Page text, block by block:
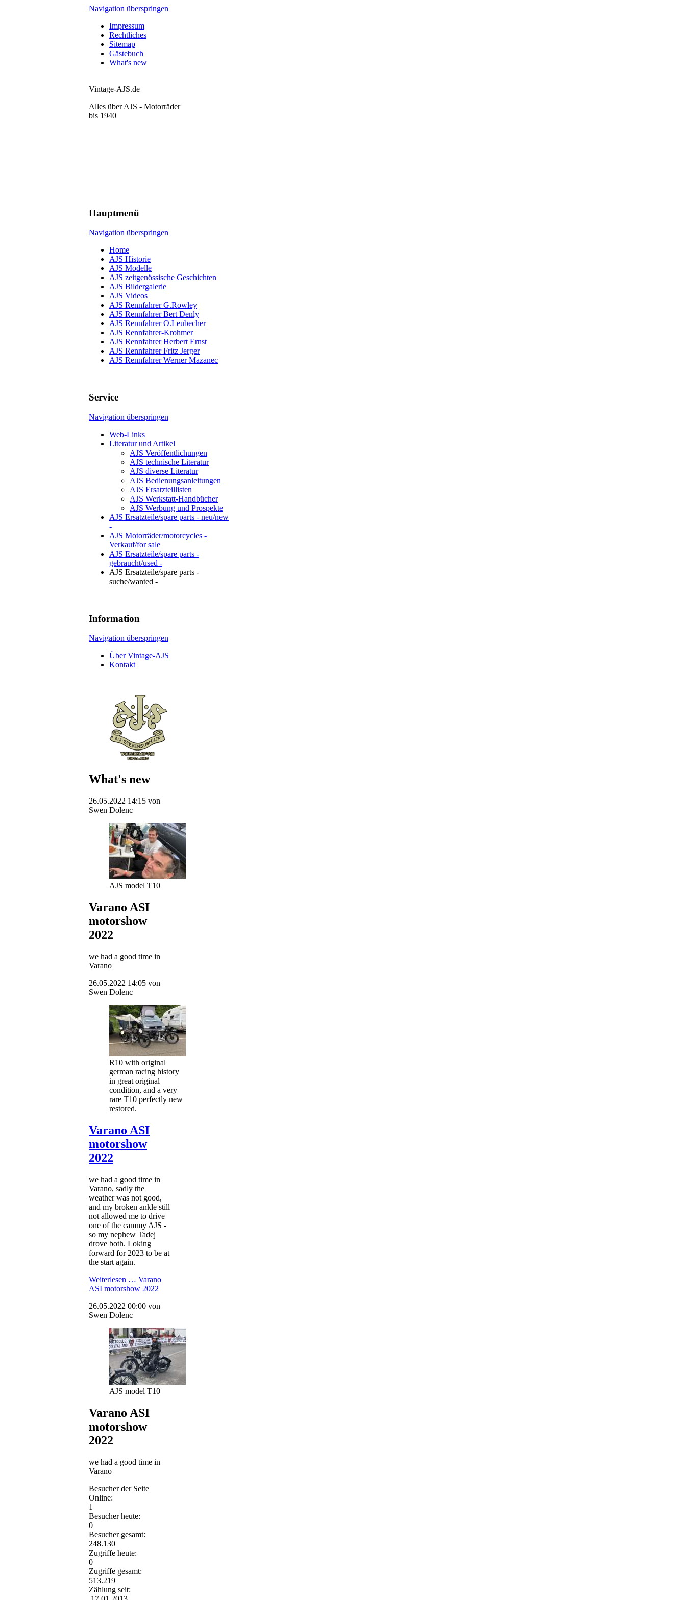
Navigation überspringen
Impressum
Rechtliches
Sitemap
Gästebuch
What's new
Vintage-AJS.de
Alles über AJS - Motorräder
bis 1940
Hauptmenü
Navigation überspringen
Home
AJS Historie
AJS Modelle
AJS zeitgenössische Geschichten
AJS Bildergalerie
AJS Videos
AJS Rennfahrer G.Rowley
AJS Rennfahrer Bert Denly
AJS Rennfahrer O.Leubecher
AJS Rennfahrer-Krohmer
AJS Rennfahrer Herbert Ernst
AJS Rennfahrer Fritz Jerger
AJS Rennfahrer Werner Mazanec
Service
Navigation überspringen
Web-Links
Literatur und Artikel
AJS Veröffentlichungen
AJS technische Literatur
AJS diverse Literatur
AJS Bedienungsanleitungen
AJS Ersatzteillisten
AJS Werkstatt-Handbücher
AJS Werbung und Prospekte
AJS Ersatzteile/spare parts - neu/new
-
AJS Motorräder/motorcycles -
Verkauf/for sale
AJS Ersatzteile/spare parts -
gebraucht/used -
AJS Ersatzteile/spare parts -
suche/wanted -
Information
Navigation überspringen
Über Vintage-AJS
Kontakt
What's new
26.05.2022 14:15 von
Swen Dolenc
AJS model T10
Varano ASI
motorshow
2022
we had a good time in
Varano
26.05.2022 14:05 von
Swen Dolenc
R10 with original
german racing history
in great original
condition, and a very
rare T10 perfectly new
restored.
Varano ASI
motorshow
2022
we had a good time in
Varano, sadly the
weather was not good,
and my broken ankle still
not allowed me to drive
one of the cammy AJS -
so my nephew Tadej
drove both. Loking
forward for 2023 to be at
the start again.
Weiterlesen … Varano
ASI motorshow 2022
26.05.2022 00:00 von
Swen Dolenc
AJS model T10
Varano ASI
motorshow
2022
we had a good time in
Varano
Besucher der Seite
Online:
1
Besucher heute:
0
Besucher gesamt:
248.130
Zugriffe heute:
0
Zugriffe gesamt:
513.219
Zählung seit: